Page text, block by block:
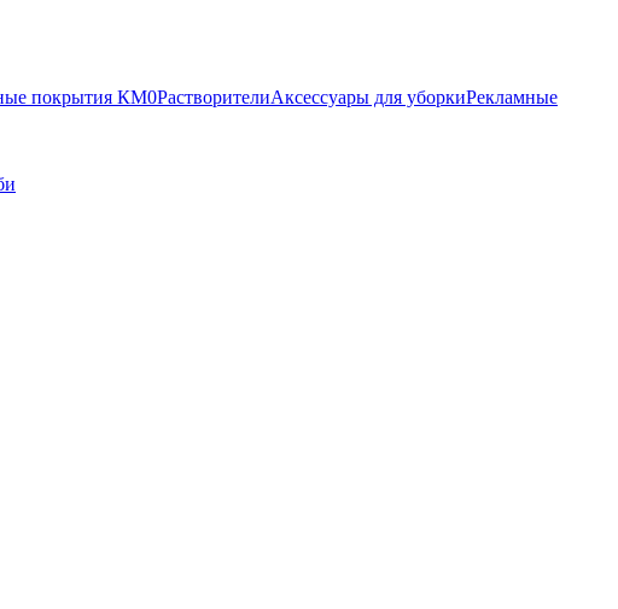
покрытия КМ0РастворителиАксессуары для уборкиРекламные